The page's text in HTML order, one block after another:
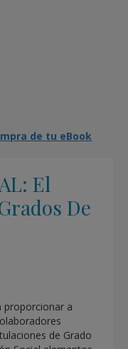
de tu eBook
El
De
proporcionar a
de Grado